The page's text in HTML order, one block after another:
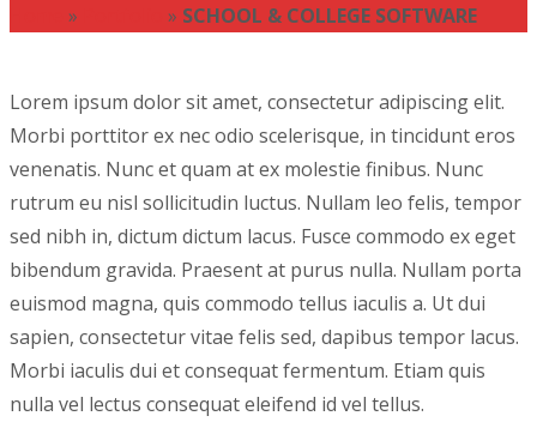
» » SCHOOL & COLLEGE SOFTWARE
Lorem ipsum dolor sit amet, consectetur adipiscing elit.
Morbi porttitor ex nec odio scelerisque, in tincidunt eros
venenatis. Nunc et quam at ex molestie finibus. Nunc
rutrum eu nisl sollicitudin luctus. Nullam leo felis, tempor
sed nibh in, dictum dictum lacus. Fusce commodo ex eget
bibendum gravida. Praesent at purus nulla. Nullam porta
euismod magna, quis commodo tellus iaculis a. Ut dui
sapien, consectetur vitae felis sed, dapibus tempor lacus.
Morbi iaculis dui et consequat fermentum. Etiam quis
nulla vel lectus consequat eleifend id vel tellus.